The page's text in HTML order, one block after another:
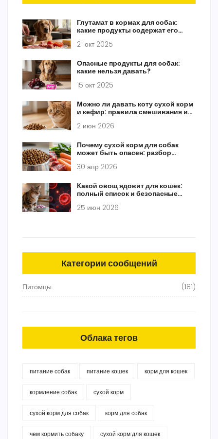
Глутамат в кормах для собак:
какие продукты содержат его
21 окт 2025
Опасные продукты для собак:
какие нельзя давать?
15 окт 2025
Можно ли давать коту сухой корм
и кефир: правила смешивания и
2 июн 2026
Почему сухой корм для собак
может быть опасен: разбор
30 апр 2026
Какой овощ ядовит для кошек:
полный список и безопасные
25 июн 2026
Категории сообщений
Питомцы (181)
Облака тегов
питание собак питание кошек корм для кошек
кормление собак сухой корм
сухой корм для собак корм для собак
чем кормить собаку сухой корм для кошек